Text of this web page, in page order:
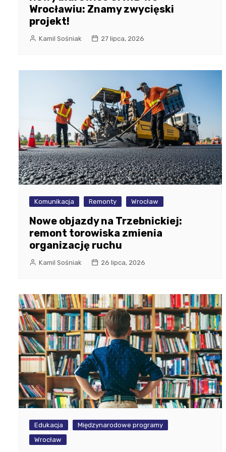
Wrocławiu: Znamy zwycięski
projekt!
Kamil Sośniak 27 lipca, 2026
Komunikacja Remonty Wrocław
Nowe objazdy na Trzebnickiej:
remont torowiska zmienia
organizację ruchu
Kamil Sośniak 26 lipca, 2026
Edukacja
Międzynarodowe programy
Wrocław